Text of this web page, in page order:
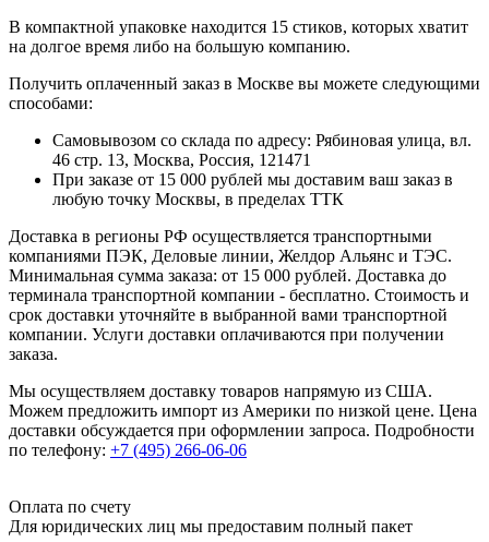
В компактной упаковке находится 15 стиков, которых хватит
на долгое время либо на большую компанию.
Получить оплаченный заказ в Москве вы можете следующими
способами:
Самовывозом со склада по адресу: Рябиновая улица, вл.
46 стр. 13, Москва, Россия, 121471
При заказе от 15 000 рублей мы доставим ваш заказ в
любую точку Москвы, в пределах ТТК
Доставка в регионы РФ осуществляется транспортными
компаниями ПЭК, Деловые линии, Желдор Альянс и ТЭС.
Минимальная сумма заказа: от 15 000 рублей. Доставка до
терминала транспортной компании - бесплатно. Стоимость и
срок доставки уточняйте в выбранной вами транспортной
компании. Услуги доставки оплачиваются при получении
заказа.
Мы осуществляем доставку товаров напрямую из США.
Можем предложить импорт из Америки по низкой цене. Цена
доставки обсуждается при оформлении запроса. Подробности
по телефону: +7 (495) 266-06-06
Оплата по счету
Для юридических лиц мы предоставим полный пакет